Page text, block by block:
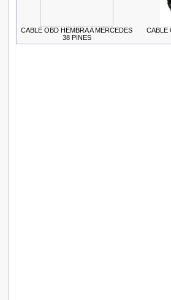
CABLE OBD HEMBRA A MERCEDES
38 PINES
CABLE